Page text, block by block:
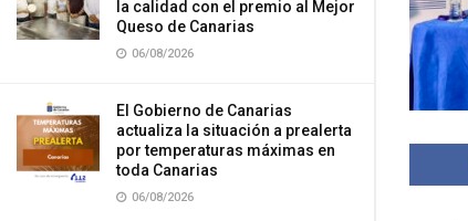
la calidad con el premio al Mejor
Queso de Canarias
06/08/2026
El Gobierno de Canarias
actualiza la situación a prealerta
por temperaturas máximas en
toda Canarias
06/08/2026